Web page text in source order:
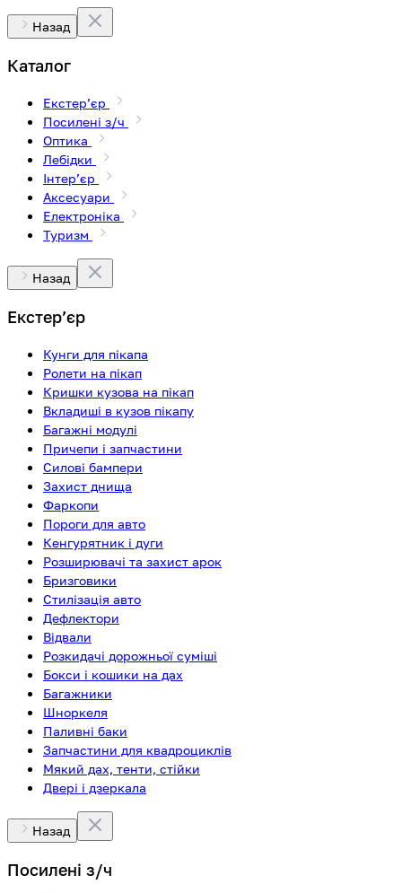
Назад
Каталог
Екстерʼєр
Посилені з/ч
Оптика
Лебідки
Інтерʼєр
Аксесуари
Електроніка
Туризм
Назад
Екстерʼєр
Кунги для пікапа
Ролети на пікап
Кришки кузова на пікап
Вкладиші в кузов пікапу
Багажні модулі
Причепи і запчастини
Силові бампери
Захист днища
Фаркопи
Пороги для авто
Кенгурятник і дуги
Розширювачі та захист арок
Бризговики
Стилізація авто
Дефлектори
Відвали
Розкидачі дорожньої суміші
Бокси і кошики на дах
Багажники
Шноркеля
Паливні баки
Запчастини для квадроциклів
Мякий дах, тенти, стійки
Двері і дзеркала
Назад
Посилені з/ч